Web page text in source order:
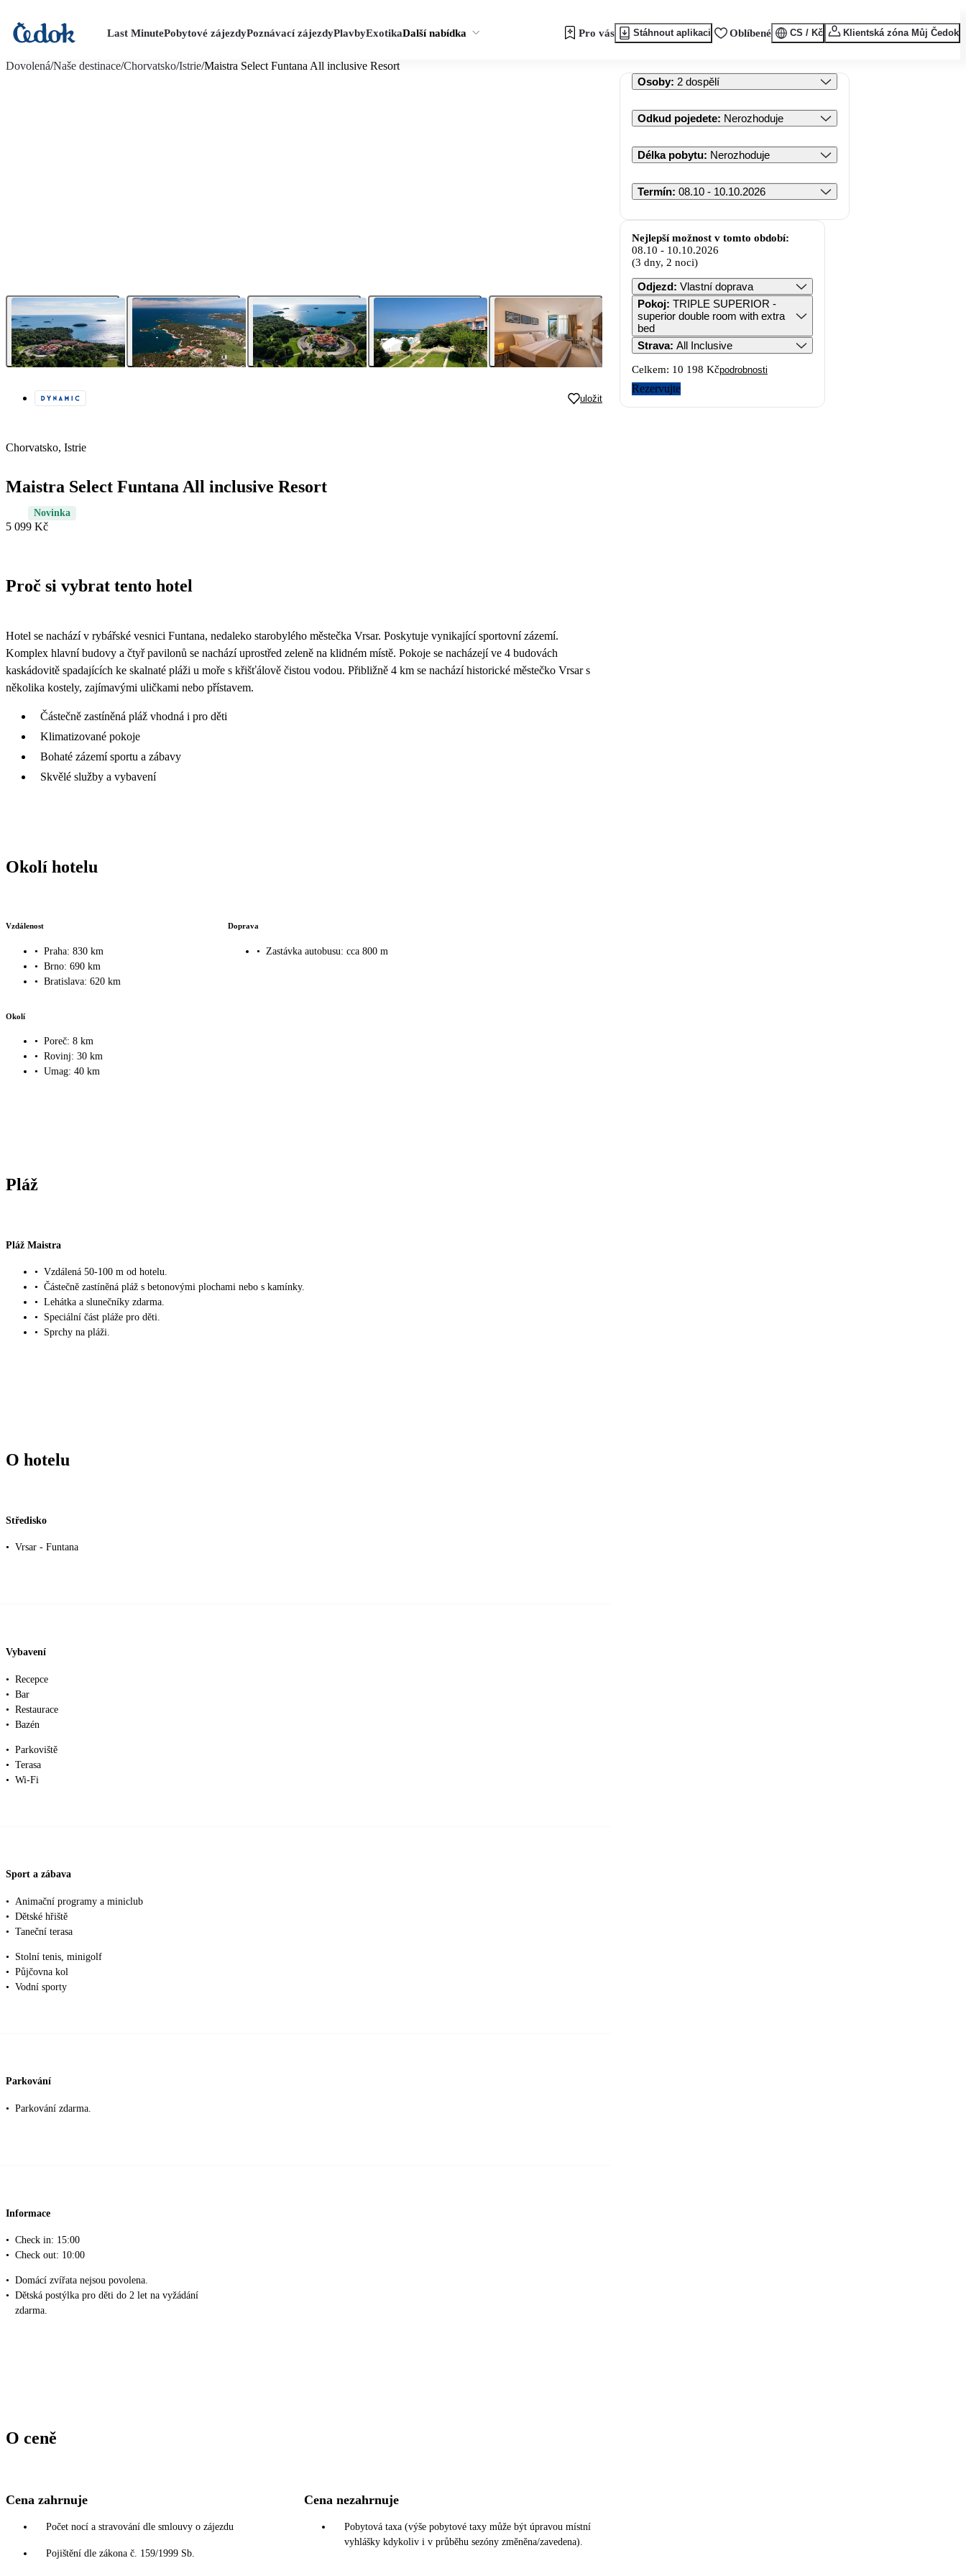
Last MinutePobytové zájezdyPoznávací zájezdyPlavbyExotikaDalší nabídka Pro vás Stáhnout aplikaci Oblíbené CS / Kč Klientská zóna Můj Čedok
Dovolená/Naše destinace/Chorvatsko/Istrie/Maistra Select Funtana All inclusive Resort
uložit
Chorvatsko, Istrie
Maistra Select Funtana All inclusive Resort
Novinka
5 099 Kč
Proč si vybrat tento hotel
Hotel se nachází v rybářské vesnici Funtana, nedaleko starobylého městečka Vrsar. Poskytuje vynikající sportovní zázemí.
Komplex hlavní budovy a čtyř pavilonů se nachází uprostřed zeleně na klidném místě. Pokoje se nacházejí ve 4 budovách
kaskádovitě spadajících ke skalnaté pláži u moře s křišťálově čistou vodou. Přibližně 4 km se nachází historické městečko Vrsar s
několika kostely, zajímavými uličkami nebo přístavem.
Částečně zastíněná pláž vhodná i pro děti
Klimatizované pokoje
Bohaté zázemí sportu a zábavy
Skvělé služby a vybavení
Okolí hotelu
Vzdálenost
• Praha: 830 km
• Brno: 690 km
• Bratislava: 620 km
Doprava
• Zastávka autobusu: cca 800 m
Okolí
• Poreč: 8 km
• Rovinj: 30 km
• Umag: 40 km
Pláž
Pláž Maistra
• Vzdálená 50-100 m od hotelu.
• Částečně zastíněná pláž s betonovými plochami nebo s kamínky.
• Lehátka a slunečníky zdarma.
•
Speciální část pláže pro děti.
•
Sprchy na pláži.
O hotelu
Středisko
• Vrsar - Funtana
Vybavení
• Recepce
• Bar
• Restaurace
• Bazén
• Parkoviště
• Terasa
• Wi-Fi
Sport a zábava
•
Animační programy a miniclub
• Dětské hřiště
• Taneční terasa
•
Stolní tenis, minigolf
• Půjčovna kol
• Vodní sporty
Parkování
• Parkování zdarma.
Informace
• Check in: 15:00
• Check out: 10:00
• Domácí zvířata nejsou povolena.
• Dětská postýlka pro děti do 2 let na vyžádání
zdarma.
O ceně
Cena zahrnuje
Počet nocí a stravování dle smlouvy o zájezdu
Pojištění dle zákona č. 159/1999 Sb.
Cena nezahrnuje
Pobytová taxa (výše pobytové taxy může být úpravou místní
vyhlášky kdykoliv i v průběhu sezóny změněna/zavedena).
Osoby: 2 dospělí
Odkud pojedete: Nerozhoduje
Délka pobytu: Nerozhoduje
Termín: 08.10 - 10.10.2026
Nejlepší možnost v tomto období:
08.10 - 10.10.2026
(3 dny, 2 noci)
Odjezd: Vlastní doprava
Pokoj: TRIPLE SUPERIOR -
superior double room with extra
bed
Strava: All Inclusive
Celkem: 10 198 Kčpodrobnosti
Rezervujte